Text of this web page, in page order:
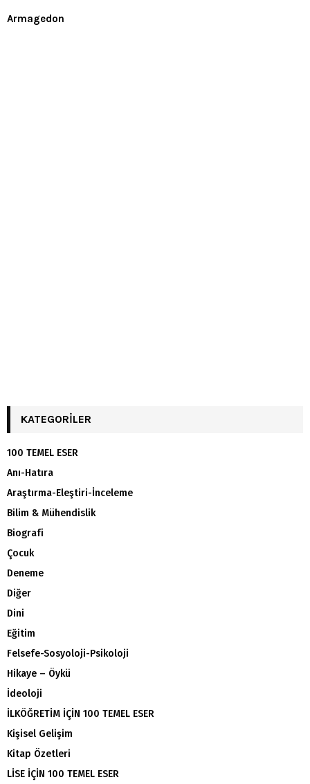
Armagedon
KATEGORILER
100 TEMEL ESER
Anı-Hatıra
Araştırma-Eleştiri-İnceleme
Bilim & Mühendislik
Biografi
Çocuk
Deneme
Diğer
Dini
Eğitim
Felsefe-Sosyoloji-Psikoloji
Hikaye – Öykü
İdeoloji
İLKÖĞRETİM İÇİN 100 TEMEL ESER
Kişisel Gelişim
Kitap Özetleri
LİSE İÇİN 100 TEMEL ESER